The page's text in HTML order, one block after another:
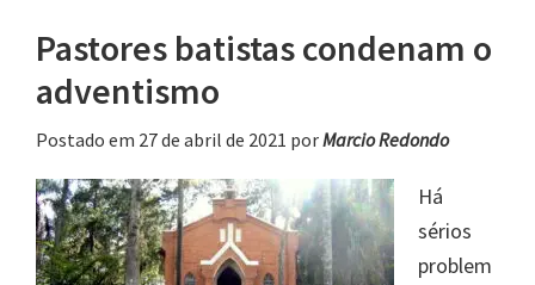
Pastores batistas condenam o
adventismo
Postado em 27 de abril de 2021 porMarcio Redondo
Há
sérios
problem